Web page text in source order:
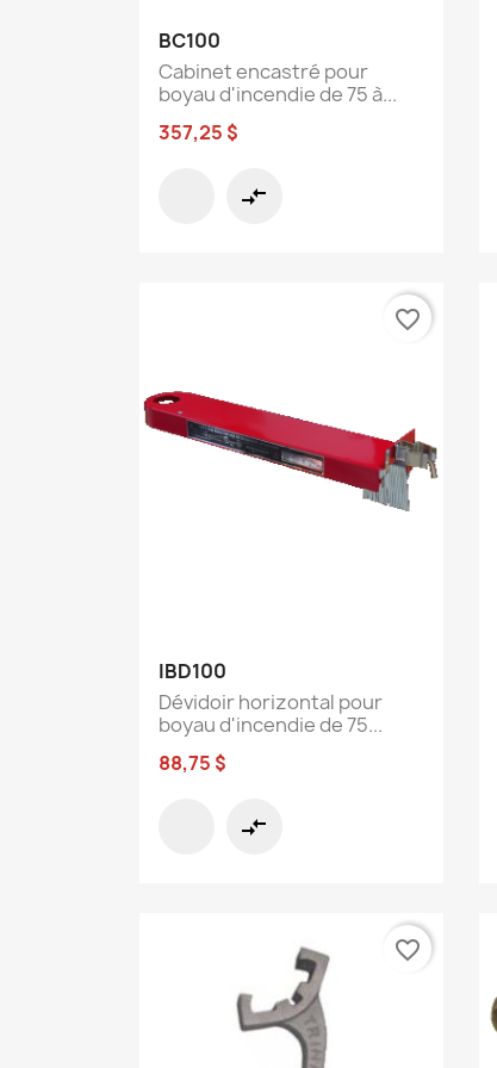

BC100
Cabinet encastré pour
boyau d'incendie de 75 à...
357,25 $
compare_arrows

IBD100
Dévidoir horizontal pour
boyau d'incendie de 75...
88,75 $
compare_arrows
favorite_border
favorite_border